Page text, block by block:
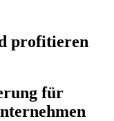
profitieren
für